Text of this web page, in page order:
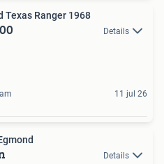
Texas Ranger 1968
Details
11 jul 26
Details